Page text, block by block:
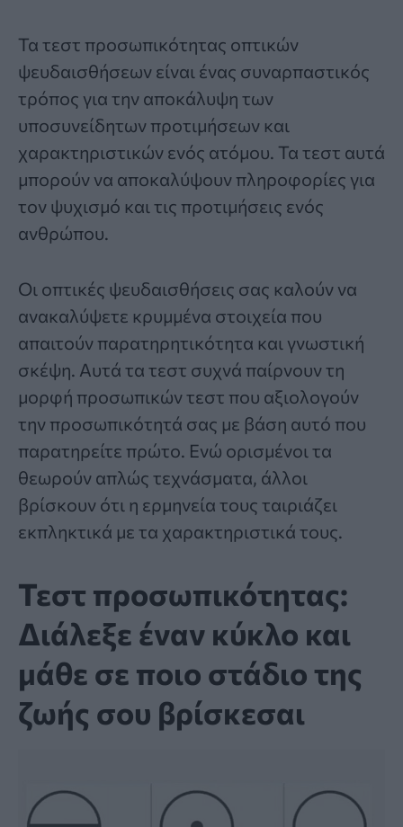
Τα τεστ προσωπικότητας οπτικών
ψευδαισθήσεων είναι ένας συναρπαστικός
τρόπος για την αποκάλυψη των
υποσυνείδητων προτιμήσεων και
χαρακτηριστικών ενός ατόμου. Τα τεστ αυτά
μπορούν να αποκαλύψουν πληροφορίες για
τον ψυχισμό και τις προτιμήσεις ενός
ανθρώπου.
Οι οπτικές ψευδαισθήσεις σας καλούν να
ανακαλύψετε κρυμμένα στοιχεία που
απαιτούν παρατηρητικότητα και γνωστική
σκέψη. Αυτά τα τεστ συχνά παίρνουν τη
μορφή προσωπικών τεστ που αξιολογούν
την προσωπικότητά σας με βάση αυτό που
παρατηρείτε πρώτο. Ενώ ορισμένοι τα
θεωρούν απλώς τεχνάσματα, άλλοι
βρίσκουν ότι η ερμηνεία τους ταιριάζει
εκπληκτικά με τα χαρακτηριστικά τους.
Τεστ προσωπικότητας:
Διάλεξε έναν κύκλο και
μάθε σε ποιο στάδιο της
ζωής σου βρίσκεσαι